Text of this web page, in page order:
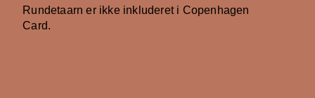
Rundetaarn er ikke inkluderet i Copenhagen
Card.